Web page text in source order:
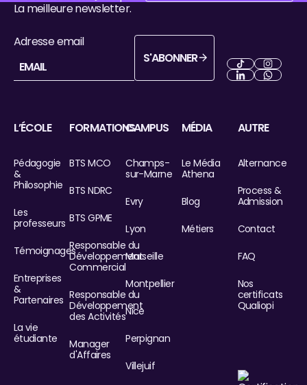
Pied de page
La meilleure newsletter.
Adresse email
S'abonner
S'ABONNER
Next Next
L’ÉCOLE
Pédagogie
&
Philosophie
Les
professeurs
Témoignages
Entreprises
&
Partenaires
La vie
étudiante
FORMATIONS
BTS MCO
BTS NDRC
BTS GPME
Responsable du
Développement
Commercial
Responsable du
Développement
des Activités
Manager
d'Affaires
CAMPUS
Champs-
sur-Marne
Evry
Lyon
Marseille
Montpellier
Nice
Perpignan
Villejuif
MÉDIA
Le Média
Athena
Blog
Métiers
AUTRE
Alternance
Process &
Admission
Contact
FAQ
Nos
certificats
Qualiopi